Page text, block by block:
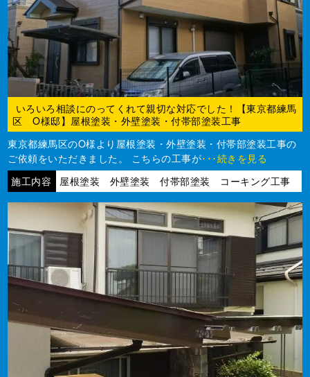
いろいろ相談にのってくれて親切な対応でした！【東京都練馬
区 O様邸】屋根塗装・外壁塗装・付帯部塗装工事
東京都練馬区のO様より屋根塗装・外壁塗装・付帯部塗装工事の
ご依頼をいただきました。 こちらの工事が･･･続きを見る
施工内容
屋根塗装 外壁塗装 付帯部塗装 コーキング工事